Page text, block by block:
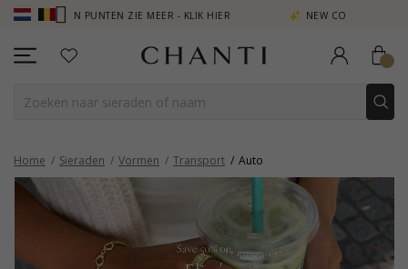
PUNTEN ZIE MEER - KLIK HIER NEW COLLECTION | AURA
Home Sieraden Vormen Transport Auto